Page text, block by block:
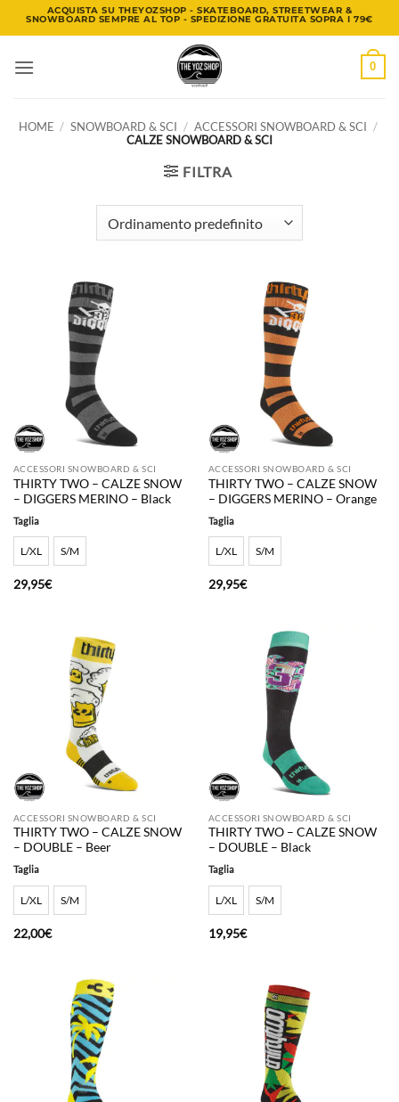
ai
ACQUISTA SU THEYOZSHOP - SKATEBOARD, STREETWEAR &
SNOWBOARD SEMPRE AL TOP - SPEDIZIONE GRATUITA SOPRA I 79€
0
HOME / SNOWBOARD & SCI / ACCESSORI SNOWBOARD & SCI /
CALZE SNOWBOARD & SCI
FILTRA
ACCESSORI SNOWBOARD & SCI
THIRTY TWO – CALZE SNOW
– DIGGERS MERINO – Black
Taglia
L/XL S/M
29,95€
ACCESSORI SNOWBOARD & SCI
THIRTY TWO – CALZE SNOW
– DIGGERS MERINO – Orange
Taglia
L/XL S/M
29,95€
ACCESSORI SNOWBOARD & SCI
THIRTY TWO – CALZE SNOW
– DOUBLE – Beer
Taglia
L/XL S/M
22,00€
ACCESSORI SNOWBOARD & SCI
THIRTY TWO – CALZE SNOW
– DOUBLE – Black
Taglia
L/XL S/M
19,95€